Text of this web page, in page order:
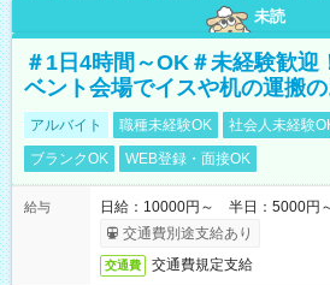
未読
＃1日4時間～OK＃未経験歓迎
ベント会場でイスや机の運搬
アルバイト 職種未経験OK 社会人未経験
ブランクOK
WEB登録・面接OK
給与
日給：10000円～ 半日：5000円
交通費別途支給あり
交通費 交通費規定支給